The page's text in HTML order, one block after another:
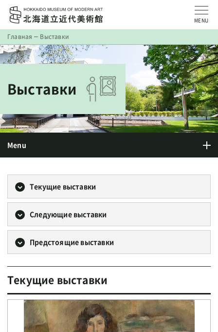
MENU
Главная Выставки
Выставки
Menu
Текущие выставки
Следующие выставки
Предстоящие выставки
Текущие выставки